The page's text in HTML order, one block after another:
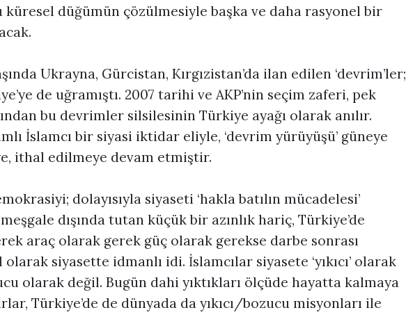
küresel düğümün çözülmesiyle başka ve daha rasyonel bir
Ukrayna, Gürcistan, Kırgızistan’da ilan edilen ‘devrim’ler;
de uğramıştı. 2007 tarihi ve AKP’nin seçim zaferi, pek
bu devrimler silsilesinin Türkiye ayağı olarak anılır.
İslamcı bir siyasi iktidar eliyle, ‘devrim yürüyüşü’ güneye
ithal edilmeye devam etmiştir.
dolayısıyla siyaseti ‘hakla batılın mücadelesi’
dışında tutan küçük bir azınlık hariç, Türkiye’de
araç olarak gerek güç olarak gerekse darbe sonrası
siyasette idmanlı idi. İslamcılar siyasete ‘yıkıcı’ olarak
olarak değil. Bugün dahi yıktıkları ölçüde hayatta kalmaya
Türkiye’de de dünyada da yıkıcı/bozucu misyonları ile